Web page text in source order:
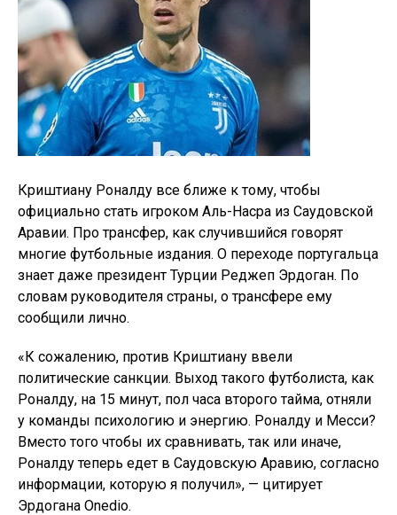
Криштиану Роналду все ближе к тому, чтобы
официально стать игроком Аль-Насра из Саудовской
Аравии. Про трансфер, как случившийся говорят
многие футбольные издания. О переходе португальца
знает даже президент Турции Реджеп Эрдоган. По
словам руководителя страны, о трансфере ему
сообщили лично.
«К сожалению, против Криштиану ввели
политические санкции. Выход такого футболиста, как
Роналду, на 15 минут, пол часа второго тайма, отняли
у команды психологию и энергию. Роналду и Месси?
Вместо того чтобы их сравнивать, так или иначе,
Роналду теперь едет в Саудовскую Аравию, согласно
информации, которую я получил», — цитирует
Эрдогана Onedio.